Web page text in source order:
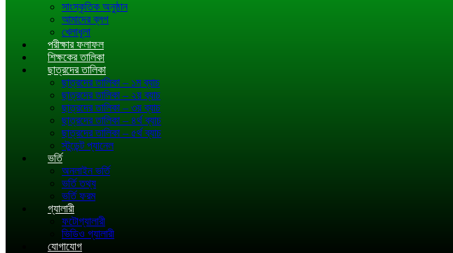
সাংস্কৃতিক অনুষ্ঠান
আমাদের ব্লগ
খেলাধূলা
পরীক্ষার ফলাফল
শিক্ষকের তালিকা
ছাত্রদের তালিকা
ছাত্রদের তালিকা – ১ম ব্যাচ
ছাত্রদের তালিকা – ২য় ব্যাচ
ছাত্রদের তালিকা – ৩য় ব্যাচ
ছাত্রদের তালিকা – ৪র্থ ব্যাচ
ছাত্রদের তালিকা – ৫র্থ ব্যাচ
স্টুডেন্ট প্যানেল
ভর্তি
অনলাইন ভর্তি
ভর্তি তথ্য
ভর্তি ফরম
গ্যালারী
ফটোগ্যালারী
ভিডিও গ্যালারী
যোগাযোগ